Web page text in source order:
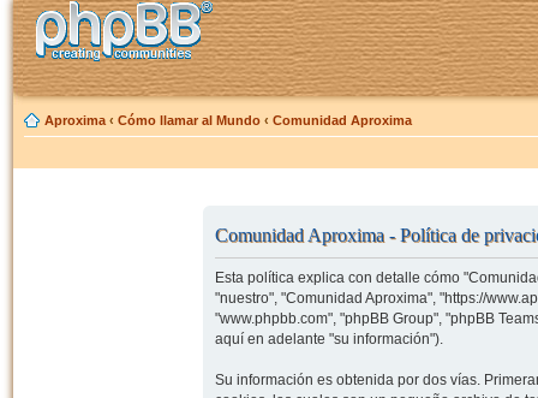
Aproxima ‹ Cómo llamar al Mundo ‹ Comunidad Aproxima
Comunidad Aproxima - Política de
Esta política explica con detalle cómo
"nuestro", "Comunidad Aproxima", "https://
"www.phpbb.com", "phpBB Group", "phpBB
aquí en adelante "su información").
Su información es obtenida por dos vías.